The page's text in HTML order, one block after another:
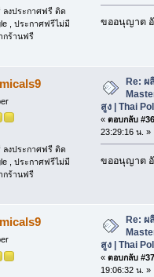
ลงประกาศฟรี ติด
, ประกาศฟรีไม่มี
กร้านฟรี
ขออนุญาต
ลงประกาศฟรี ติด
, ประกาศฟรีไม่มี
กร้านฟรี
Re: ผ
สูง | Thai
« ตอบกลับ
23:29:16 น. »
ขออนุญาต
Re: ผ
สูง | Thai
« ตอบกลับ
19:06:32 น. »